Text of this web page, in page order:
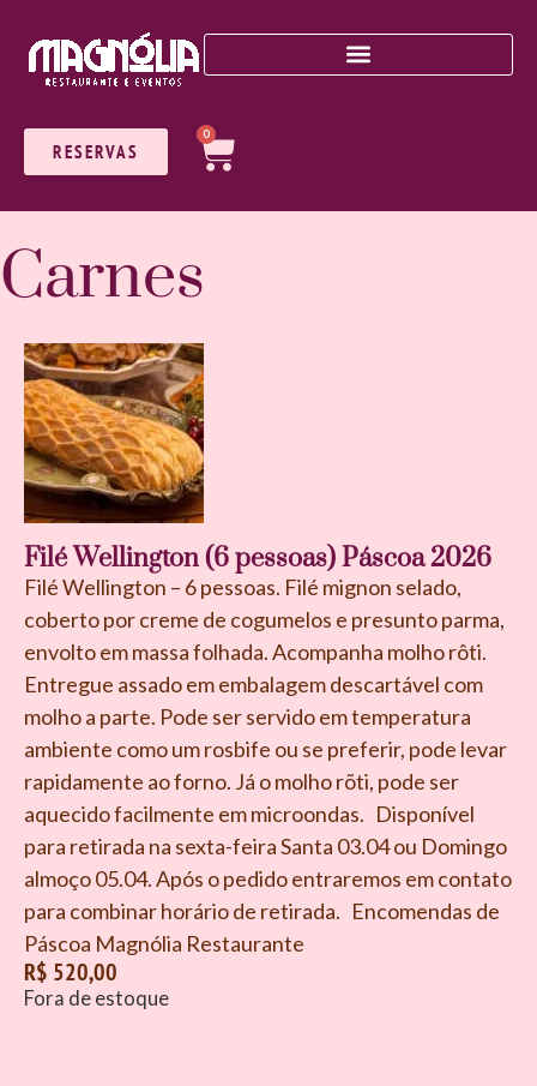
RESERVAS
0
Carnes
Filé Wellington (6 pessoas) Páscoa 2026
Filé Wellington – 6 pessoas. Filé mignon selado,
coberto por creme de cogumelos e presunto parma,
envolto em massa folhada. Acompanha molho rôti.
Entregue assado em embalagem descartável com
molho a parte. Pode ser servido em temperatura
ambiente como um rosbife ou se preferir, pode levar
rapidamente ao forno. Já o molho rõti, pode ser
aquecido facilmente em microondas. Disponível
para retirada na sexta-feira Santa 03.04 ou Domingo
almoço 05.04. Após o pedido entraremos em contato
para combinar horário de retirada. Encomendas de
Páscoa Magnólia Restaurante
R$ 520,00
Fora de estoque